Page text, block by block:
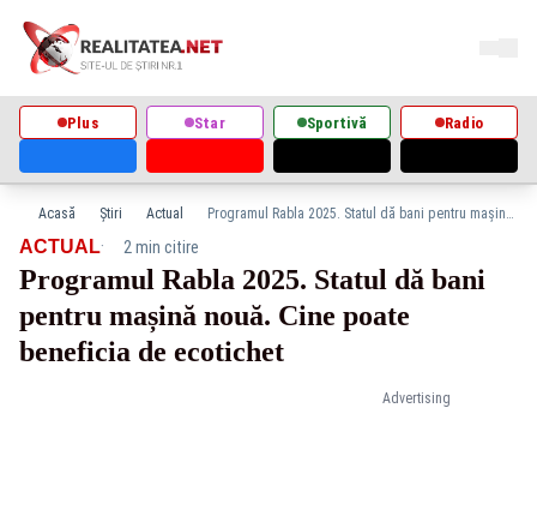
Plus Star Sportivă Radio
Acasă Știri Actual Programul Rabla 2025. Statul dă bani pentru mașină nouă. Cine poate beneficia de ecotichet
Advertising
ACTUAL· 2 min citire
Programul Rabla 2025. Statul dă bani
pentru mașină nouă. Cine poate
beneficia de ecotichet